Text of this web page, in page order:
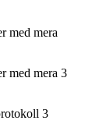
med mera
med mera 3
3